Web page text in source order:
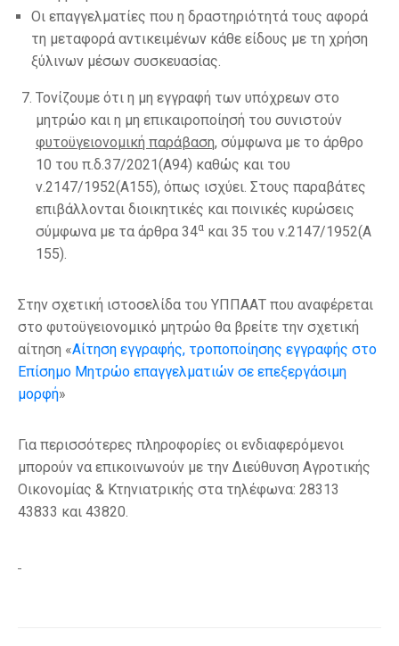
Οι επαγγελματίες που η δραστηριότητά τους αφορά
τη μεταφορά αντικειμένων κάθε είδους με τη χρήση
ξύλινων μέσων συσκευασίας.
Τονίζουμε ότι η μη εγγραφή των υπόχρεων στο
μητρώο και η μη επικαιροποίησή του συνιστούν
φυτοϋγειονομική παράβαση, σύμφωνα με το άρθρο
10 του π.δ.37/2021(Α94) καθώς και του
ν.2147/1952(Α155), όπως ισχύει. Στους παραβάτες
επιβάλλονται διοικητικές και ποινικές κυρώσεις
σύμφωνα με τα άρθρα 34α και 35 του ν.2147/1952(Α
155).
Στην σχετική ιστοσελίδα του ΥΠΠΑΑΤ που αναφέρεται
στο φυτοϋγειονομικό μητρώο θα βρείτε την σχετική
αίτηση «Αίτηση εγγραφής, τροποποίησης εγγραφής στο
Επίσημο Μητρώο επαγγελματιών σε επεξεργάσιμη
μορφή»
Για περισσότερες πληροφορίες οι ενδιαφερόμενοι
μπορούν να επικοινωνούν με την Διεύθυνση Αγροτικής
Οικονομίας & Κτηνιατρικής στα τηλέφωνα: 28313
43833 και 43820.